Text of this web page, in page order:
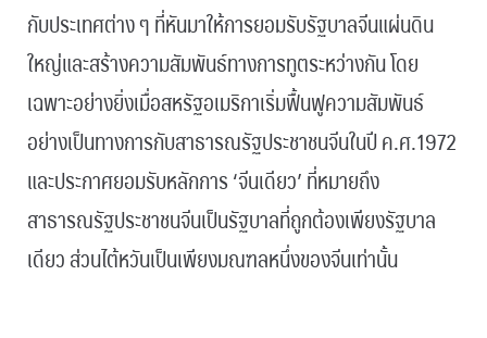
กับประเทศต่าง ๆ ที่หันมาให้การยอมรับรัฐบาลจีนแผ่นดิน
ใหญ่และสร้างความสัมพันธ์ทางการทูตระหว่างกัน โดย
เฉพาะอย่างยิ่งเมื่อสหรัฐอเมริกาเริ่มฟื้นฟูความสัมพันธ์
อย่างเป็นทางการกับสาธารณรัฐประชาชนจีนในปี ค.ศ.1972
และประกาศยอมรับหลักการ ‘จีนเดียว’ ที่หมายถึง
สาธารณรัฐประชาชนจีนเป็นรัฐบาลที่ถูกต้องเพียงรัฐบาล
เดียว ส่วนไต้หวันเป็นเพียงมณฑลหนึ่งของจีนเท่านั้น